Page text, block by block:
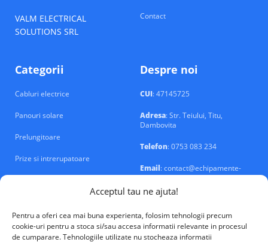
Acceptul tau ne ajuta!
Pentru a oferi cea mai buna experienta, folosim tehnologii precum
cookie-uri pentru a stoca si/sau accesa informatii relevante in procesul
de cumparare. Tehnologiile utilizate nu stocheaza informatii
VALM ELECTRICAL
SOLUTIONS SRL
Contact
Categorii
Cabluri electrice
Panouri solare
Prelungitoare
Prize si intrerupatoare
Despre noi
CUI: 47145725
Adresa: Str. Teiului, Titu,
Dambovita
Telefon: 0753 083 234
Email: contact@echipamente-
electrice.ro